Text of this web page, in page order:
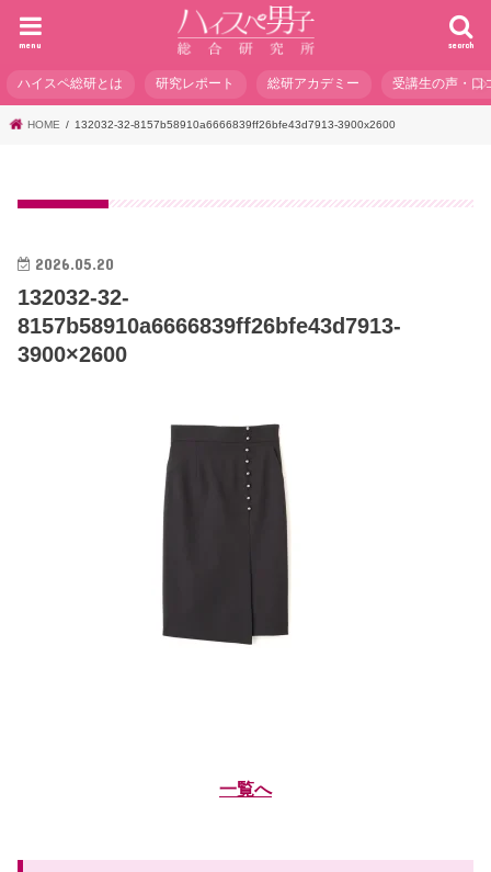
search
menu
ハイスペ総研とは 研究レポート 総研アカデミー 受講生の声・口
HOME 132032-32-8157b58910a6666839ff26bfe43d7913-3900x2600
2026.05.20
132032-32-
8157b58910a6666839ff26bfe43d7913-
3900×2600
一覧へ